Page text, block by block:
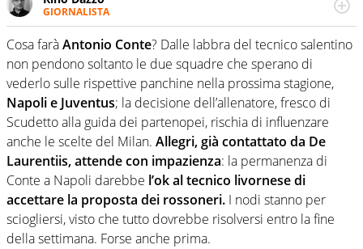
GIORNALISTA
Se mai ci fosse modo di traslare il glossario del calcio in
una nicchia di esperti, lui ne farebbe parte. Non si perde
una svista arbitrale né gli umori social del mondo delle
curve
Cosa faràAntonio Conte? Dalle labbra del tecnico salentino
non pendono soltanto le due squadre che sperano di
vederlo sulle rispettive panchine nella prossima stagione,
Napoli e Juventus; la decisione dell’allenatore, fresco di
Scudetto alla guida dei partenopei, rischia di influenzare
anche le scelte del Milan. Allegri, già contattato da De
Laurentiis, attende con impazienza: la permanenza di
Conte a Napoli darebbe l’ok al tecnico livornese di
accettare la proposta dei rossoneri. I nodi stanno per
sciogliersi, visto che tutto dovrebbe risolversi entro la fine
della settimana. Forse anche prima.